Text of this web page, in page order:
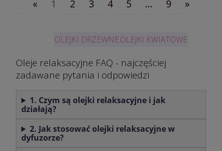
« 1 2 3 4 5 ... 9 »
OLEJKI DRZEWNEOLEJKI KWIATOWE
Oleje relaksacyjne FAQ - najczęściej
zadawane pytania i odpowiedzi
1. Czym są olejki relaksacyjne i jak
działają?
2. Jak stosować olejki relaksacyjne w
dyfuzorze?